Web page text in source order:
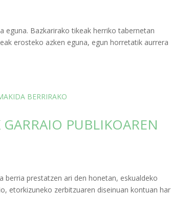
eguna. Bazkarirako tikeak herriko tabernetan
erosteko azken eguna, egun horretatik aurrera
PUBLIKOAREN
berria prestatzen ari den honetan, eskualdeko
etorkizuneko zerbitzuaren diseinuan kontuan har